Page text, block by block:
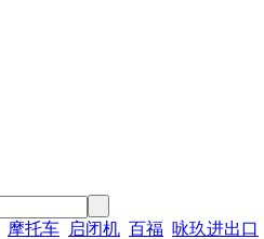
摩托车 启闭机 百福 咏玖进出口